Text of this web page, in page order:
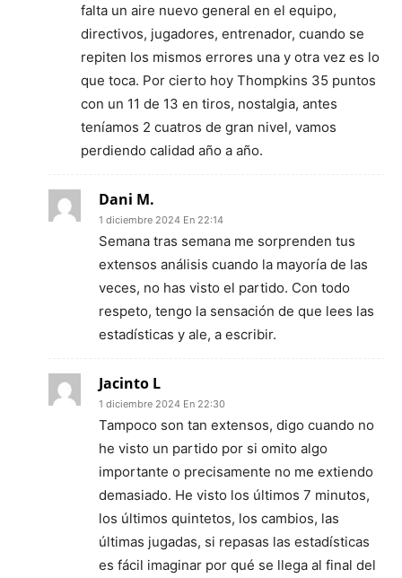
falta un aire nuevo general en el equipo,
directivos, jugadores, entrenador, cuando se
repiten los mismos errores una y otra vez es lo
que toca. Por cierto hoy Thompkins 35 puntos
con un 11 de 13 en tiros, nostalgia, antes
teníamos 2 cuatros de gran nivel, vamos
perdiendo calidad año a año.
Dani M.
1 diciembre 2024 En 22:14
Semana tras semana me sorprenden tus
extensos análisis cuando la mayoría de las
veces, no has visto el partido. Con todo
respeto, tengo la sensación de que lees las
estadísticas y ale, a escribir.
Jacinto L
1 diciembre 2024 En 22:30
Tampoco son tan extensos, digo cuando no
he visto un partido por si omito algo
importante o precisamente no me extiendo
demasiado. He visto los últimos 7 minutos,
los últimos quintetos, los cambios, las
últimas jugadas, si repasas las estadísticas
es fácil imaginar por qué se llega al final del